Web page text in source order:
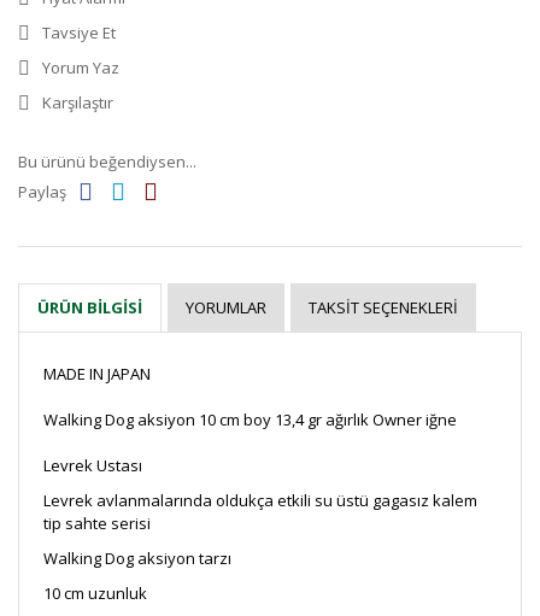
Tavsiye Et
Yorum Yaz
Karşılaştır
Bu ürünü beğendiysen...
Paylaş
ÜRÜN BILGISI YORUMLAR TAKSIT SEÇENEKLERI
MADE IN JAPAN
Walking Dog aksiyon 10 cm boy 13,4 gr ağırlık Owner iğne
Levrek Ustası
Levrek avlanmalarında oldukça etkili su üstü gagasız kalem
tip sahte serisi
Walking Dog aksiyon tarzı
10 cm uzunluk